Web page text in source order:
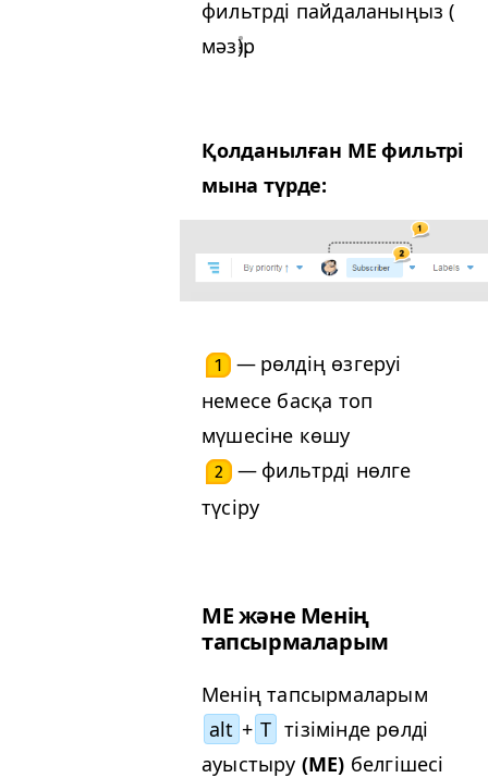
фильтрді пайдаланыңыз (
мәзір
).
Қолданылған ME фильтрі
мына түрде:
1
— рөлдің өзгеруі
немесе басқа топ
мүшесіне көшу
2
— фильтрді нөлге
түсіру
MEжәне Менің
тапсырмаларым
Менің тапсырмаларым
alt + T тізімінде рөлді
ауыстыру (ME) белгішесі